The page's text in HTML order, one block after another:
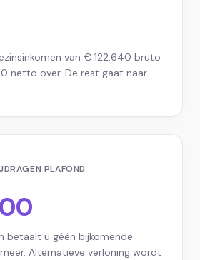
van € 122.640 bruto
netto over. De rest gaat naar
PLAFOND
betaalt u géén bijkomende
Alternatieve verloning wordt